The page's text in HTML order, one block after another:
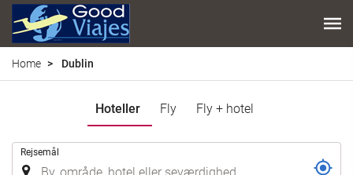
Home Dublin
Hoteller Fly Fly + hotel
Rejsemål